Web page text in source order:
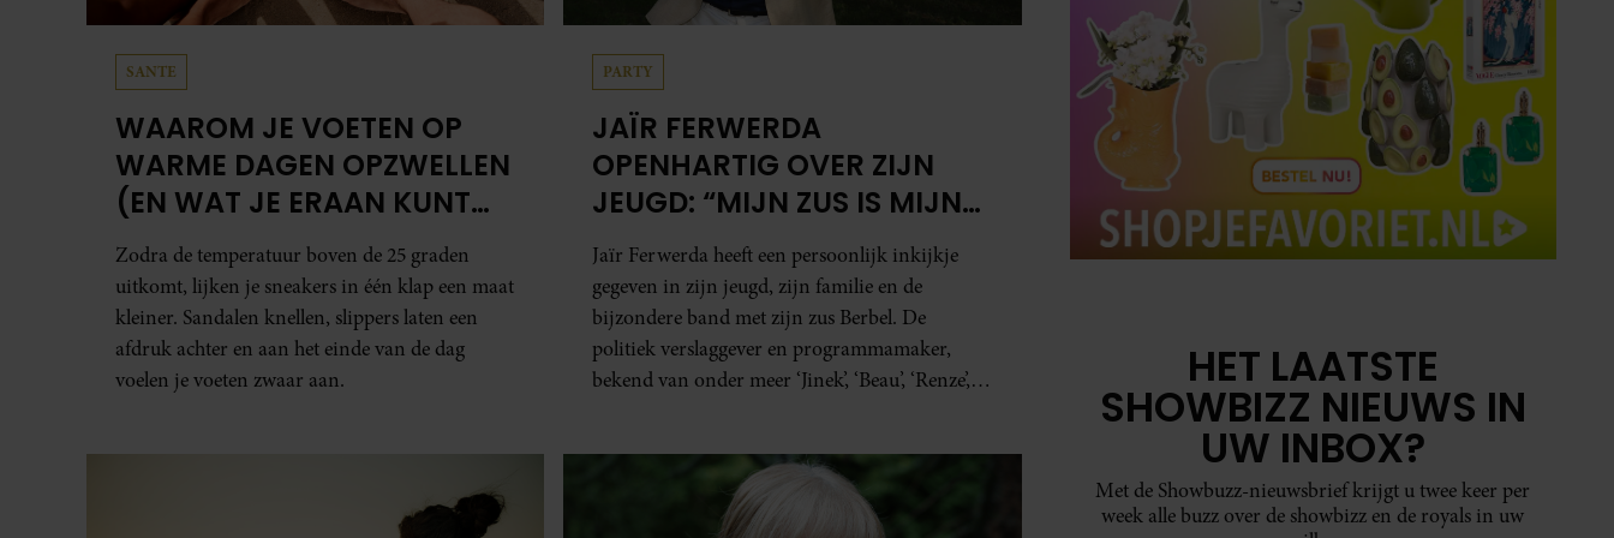
SANTE
WAAROM JE VOETEN OP
WARME DAGEN OPZWELLEN
(EN WAT JE ERAAN KUNT
DOEN)
Zodra de temperatuur boven de 25 graden
uitkomt, lijken je sneakers in één klap een maat
kleiner. Sandalen knellen, slippers laten een
afdruk achter en aan het einde van de dag
voelen je voeten zwaar aan.
PARTY
JAÏR FERWERDA
OPENHARTIG OVER ZIJN
JEUGD: “MIJN ZUS IS MIJN
MORELE KOMPAS”
Jaïr Ferwerda heeft een persoonlijk inkijkje
gegeven in zijn jeugd, zijn familie en de
bijzondere band met zijn zus Berbel. De
politiek verslaggever en programmamaker,
bekend van onder meer ‘Jinek’, ‘Beau’, ‘Renze’,
carrière. Nog altijd kan hij voor advies bij zijn
HET LAATSTE
SHOWBIZZ NIEUWS IN
UW INBOX?
Met de Showbuzz-nieuwsbrief krijgt u twee keer per
week alle buzz over de showbizz en de royals in uw